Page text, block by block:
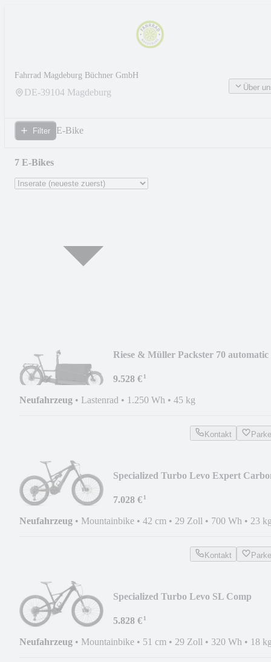
Fahrrad Magdeburg Büchner GmbH
DE-39104 Magdeburg Über
Filter E-Bike
7 E-Bikes
Riese & Müller Packster 70 automatic
9.528 €¹
Neufahrzeug • Lastenrad • 1.250 Wh • 45 kg
Kontakt
Specialized Turbo Levo Expert
7.028 €¹
Neufahrzeug • Mountainbike • 42 cm • 29 Zoll • 700 Wh • 23
Kontakt
Specialized Turbo Levo SL Comp
5.828 €¹
Neufahrzeug • Mountainbike • 51 cm • 29 Zoll • 320 Wh • 18